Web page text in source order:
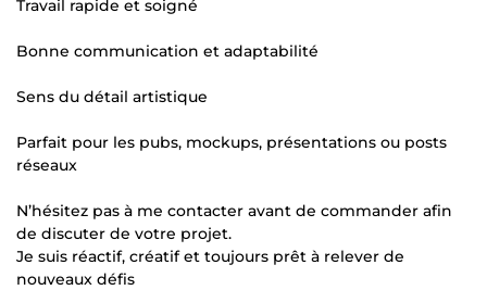
Travail rapide et soigné
Bonne communication et adaptabilité
Sens du détail artistique
Parfait pour les pubs, mockups, présentations ou posts
réseaux
N’hésitez pas à me contacter avant de commander afin
de discuter de votre projet.
Je suis réactif, créatif et toujours prêt à relever de
nouveaux défis